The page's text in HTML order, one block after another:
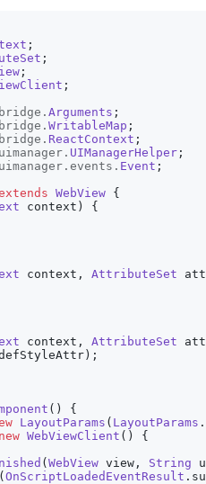
;
;
;
;
bridge . Arguments ;
bridge . WritableMap ;
bridge . ReactContext ;
uimanager . UIManagerHelper ;
uimanager . events . Event ;
WebView {
context )
{
context , AttributeSet
context , AttributeSet
) ;
( )
{
LayoutParams ( LayoutParams .
new WebViewClient ( )
{
(WebView view , String
(OnScriptLoadedEventResult .